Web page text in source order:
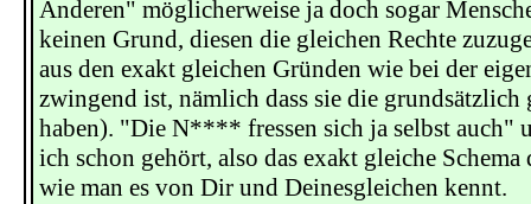
Anderen" möglicherweise ja doch sogar
keinen Grund, diesen die gleichen Rechte
aus den exakt gleichen Gründen wie bei der
zwingend ist, nämlich dass sie die grundsätzlich
haben). "Die N**** fressen sich ja selbst auch"
ich schon gehört, also das exakt gleiche
wie man es von Dir und Deinesgleichen kennt.